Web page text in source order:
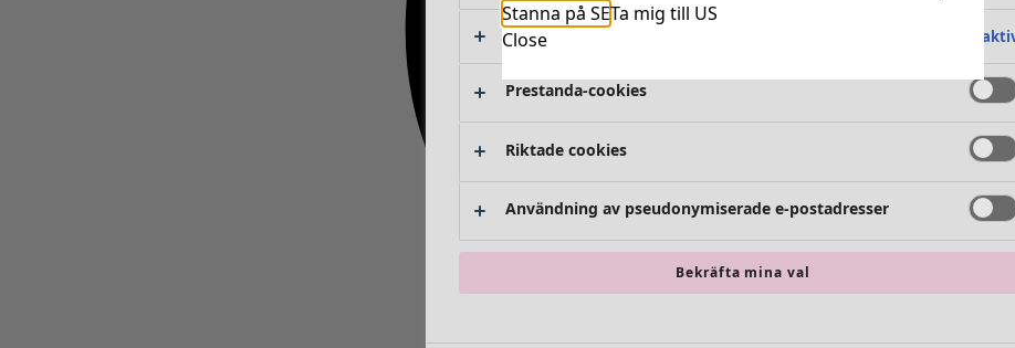
Stanna på SETa mig till US
Close
Funktionella cookies Alltid
Prestanda-cookies
Riktade cookies
Användning av pseudonymiserade e-postadresser
Bekräfta mina val